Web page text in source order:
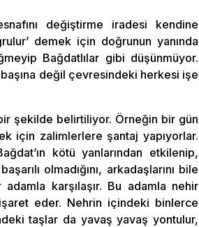
değiştirme iradesi kendine
demek için doğrunun yanında
Bağdatlılar gibi düşünmüyor.
başına değil çevresindeki herkesi işe
şekilde belirtiliyor. Örneğin bir gün
için zalimlerlere şantaj yapıyorlar.
kötü yanlarından etkilenip,
olmadığını, arkadaşlarını bile
karşılaşır. Bu adamla nehir
işaret eder. Nehrin içindeki binlerce
taşlar da yavaş yavaş yontulur,